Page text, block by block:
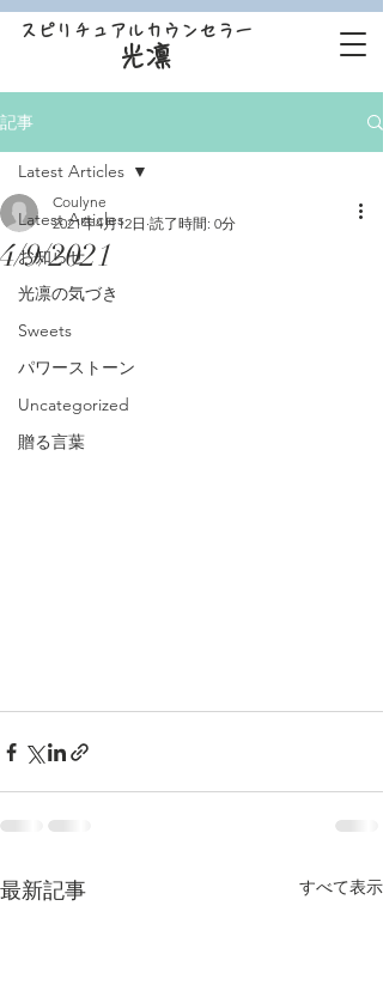
スピリチュアルカウンセラー
光凛
記事
Latest Articles
お知らせ
光凛の気づき
Sweets
パワーストーン
Uncategorized
贈る言葉
Latest Articles
4/9/2021
Coulyne
2021年4月12日 読了時間: 0分
最新記事 すべて表示